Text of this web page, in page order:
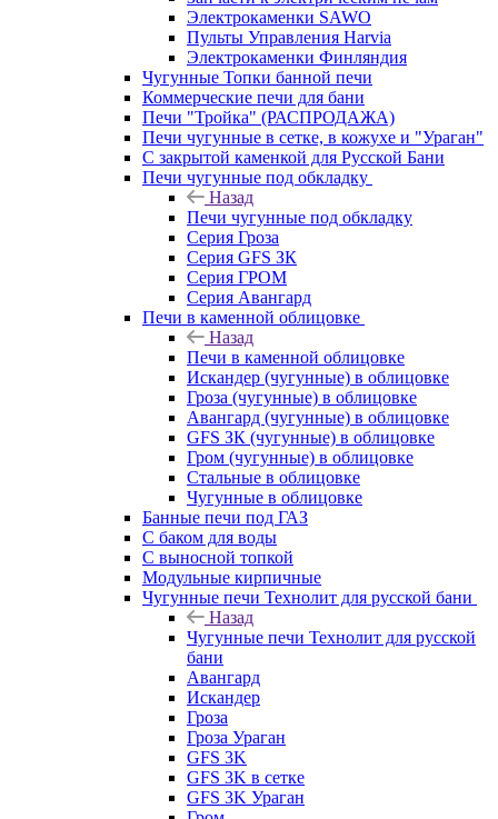
Электрокаменки SAWO
Пульты Управления Harvia
Электрокаменки Финляндия
Чугунные Топки банной печи
Коммерческие печи для бани
Печи "Тройка" (РАСПРОДАЖА)
Печи чугунные в сетке, в кожухе и "Ураган"
С закрытой каменкой для Русской Бани
Печи чугунные под обкладку
Назад
Печи чугунные под обкладку
Серия Гроза
Серия GFS ЗК
Серия ГРОМ
Серия Авангард
Печи в каменной облицовке
Назад
Печи в каменной облицовке
Искандер (чугунные) в облицовке
Гроза (чугунные) в облицовке
Авангард (чугунные) в облицовке
GFS ЗК (чугунные) в облицовке
Гром (чугунные) в облицовке
Стальные в облицовке
Чугунные в облицовке
Банные печи под ГАЗ
С баком для воды
С выносной топкой
Модульные кирпичные
Чугунные печи Технолит для русской бани
Назад
Чугунные печи Технолит для русской
бани
Авангард
Искандер
Гроза
Гроза Ураган
GFS 3K
GFS 3K в сетке
GFS 3K Ураган